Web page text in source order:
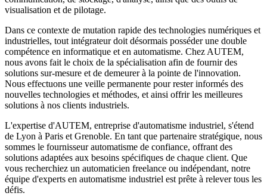
visualisation et de pilotage.
Dans ce contexte de mutation rapide des technologies numériques et
industrielles, tout intégrateur doit désormais posséder une double
compétence en informatique et en automatisme. Chez AUTEM,
nous avons fait le choix de la spécialisation afin de fournir des
solutions sur-mesure et de demeurer à la pointe de l'innovation.
Nous effectuons une veille permanente pour rester informés des
nouvelles technologies et méthodes, et ainsi offrir les meilleures
solutions à nos clients industriels.
L'expertise d'AUTEM, entreprise d'automatisme industriel, s'étend
de Lyon à Paris et Grenoble. En tant que partenaire stratégique, nous
sommes le fournisseur automatisme de confiance, offrant des
solutions adaptées aux besoins spécifiques de chaque client. Que
vous recherchiez un automaticien freelance ou indépendant, notre
équipe d'experts en automatisme industriel est prête à relever tous les
défis.